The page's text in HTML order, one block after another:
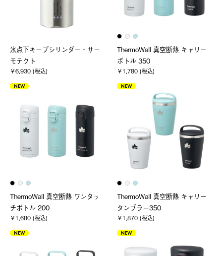
氷点下キープシリンダー・サー
モテクト
￥6,930 (税込)
ThermoWall 真空断熱 キャリー
ボトル 350
￥1,780 (税込)
NEW
ThermoWall 真空断熱 ワンタッ
チボトル 200
￥1,680 (税込)
NEW
ThermoWall 真空断熱 キャリー
タンブラー350
￥1,870 (税込)
NEW NEW